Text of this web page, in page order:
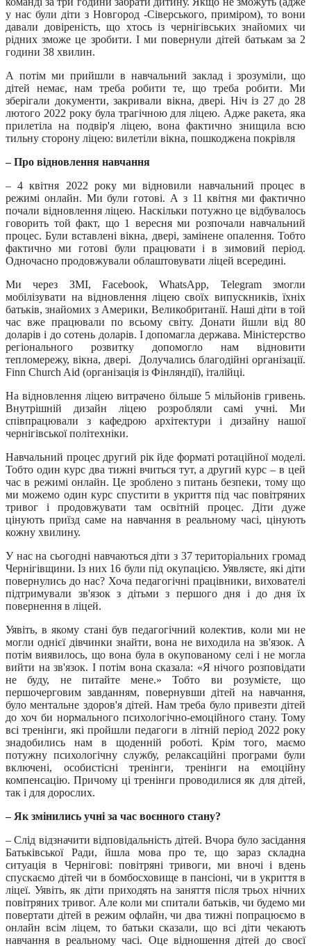
у нас були діти з Новгород -Сіверського, приміром), то вони
давали довіреність, що хтось із чернігівських знайомих чи
рідних зможе це зробити. І ми повернули дітей батькам за 2
години 38 хвилин.
А потім ми прийшли в навчальний заклад і зрозуміли, що
дітей немає, нам треба робити те, що треба робити. Ми
зберігали документи, закривали вікна, двері. Ніч із 27 до 28
лютого 2022 року була трагічною для ліцею. Адже ракета, яка
прилетіла на подвір'я ліцею, вона фактично знищила всю
тильну сторону ліцею: вилетіли вікна, пошкоджена покрівля
– Про відновлення навчання
– 4 квітня 2022 року ми відновили навчальний процес в
режимі онлайн. Ми були готові. А з 11 квітня ми фактично
почали відновлення ліцею. Наскільки потужно це відбувалось
говорить той факт, що 1 вересня ми розпочали навчальний
процес. Були вставлені вікна, двері, замінене опалення. Тобто
фактично ми готові були працювати і в зимовий період.
Одночасно продовжували облаштовувати ліцей всередині.
Ми через ЗМІ, Facebook, WhatsApp, Telegram змогли
мобілізувати на відновлення ліцею своїх випускників, їхніх
батьків, знайомих з Америки, Великобританії. Наші діти в той
час вже працювали по всьому світу. Донати йшли від 80
доларів і до сотень доларів. І допомагла держава. Міністерство
регіонального розвитку допомогло нам відновити
тепломережу, вікна, двері. Долучались благодійні організації.
Finn Church Aid (організація із Фінляндії), італійці.
На відновлення ліцею витрачено більше 5 мільйонів гривень.
Внутрішній дизайн ліцею розробляли самі учні. Ми
співпрацювали з кафедрою архітектури і дизайну нашої
чернігівської політехніки.
Навчальний процес другий рік йде форматі ротаційної моделі.
Тобто один курс два тижні вчиться тут, а другий курс – в цей
час в режимі онлайн. Це зроблено з питань безпеки, тому що
ми можемо один курс спустити в укриття під час повітряних
тривог і продовжувати там освітній процес. Діти дуже
цінують приїзд саме на навчання в реальному часі, цінують
кожну хвилину.
У нас на сьогодні навчаються діти з 37 територіальних громад
Чернігівщини. Із них 16 були під окупацією. Уявляєте, які діти
повернулись до нас? Хоча педагогічні працівники, вихователі
підтримували зв'язок з дітьми з першого дня і до дня їх
повернення в ліцей.
Уявіть, в якому стані був педагогічний колектив, коли ми не
могли однієї дівчинки знайти, вона не виходила на зв'язок. А
потім виявилось, що вона була в окупованому селі і не могла
вийти на зв'язок. І потім вона сказала: «Я нічого розповідати
не буду, не питайте мене.» Тобто ви розумієте, що
першочерговим завданням, повернувши дітей на навчання,
було ментальне здоров'я дітей. Нам треба було привезти дітей
до хоч би нормального психологічно-емоційного стану. Тому
всі тренінги, які пройшли педагоги в літній період 2022 року
знадобились нам в щоденній роботі. Крім того, маємо
потужну психологічну службу, релаксаційні програми були
включені, особистісні тренінги, тренінги на емоційну
компенсацію. Причому ці тренінги проводилися як для дітей,
так і для дорослих.
– Як змінились учні за час воєнного стану?
– Слід відзначити відповідальність дітей. Вчора було засідання
Батьківської Ради, йшла мова про те, що зараз складна
ситуація в Чернігові: повітряні тривоги, ми вночі і вдень
спускаємо дітей чи в бомбосховище в пансіоні, чи в укриття в
ліцеї. Уявіть, як діти приходять на заняття після трьох нічних
повітряних тривог. Але коли ми спитали батьків, чи будемо ми
повертати дітей в режим офлайн, чи два тижні попрацюємо в
онлайн всім ліцем, то батьки сказали, що всі діти чекають
навчання в реальному часі. Оце відношення дітей до своєї